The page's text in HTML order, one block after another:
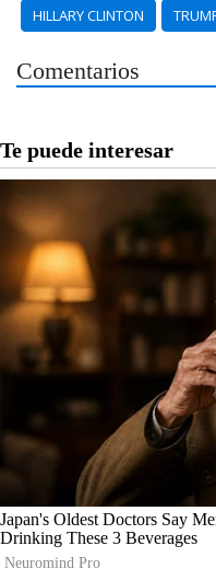
HILLARY CLINTON
Comentarios